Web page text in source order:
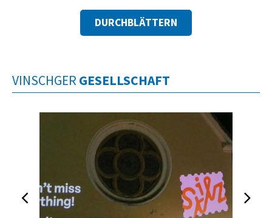
DURCHBLÄTTERN
VINSCHGER GESELLSCHAFT